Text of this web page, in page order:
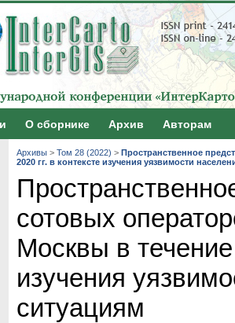
О сборнике Архив Авторам
Архивы > Том 28 (2022) > Пространственное
2020 гг. в контексте изучения уязвимости
сотовых
Москвы в течение
изучения
ситуациям